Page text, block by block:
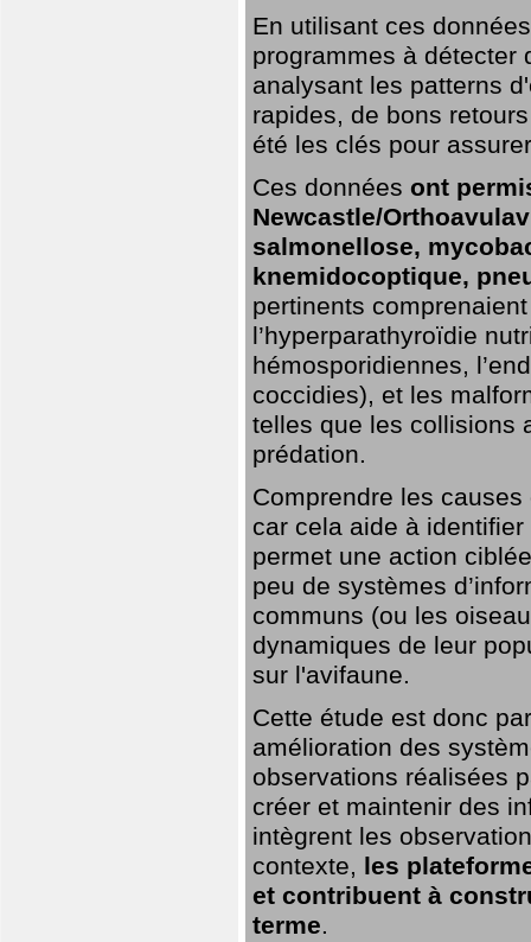
En utilisant ces
programmes à détecter
analysant les patterns
rapides, de bons
été les clés pour
Ces données ont
Newcastle/
salmonellose,
knemidocoptique,
pertinents
l’hyperparathyroïdie
hémosporidiennes,
coccidies), et les
telles que les collisions
prédation.
Comprendre les
car cela aide à
permet une action
peu de systèmes
communs (ou les
dynamiques de leur
sur l'avifaune.
Cette étude est donc
amélioration des
observations réalisées
créer et maintenir des
intègrent les
contexte, les
et contribuent à
terme.